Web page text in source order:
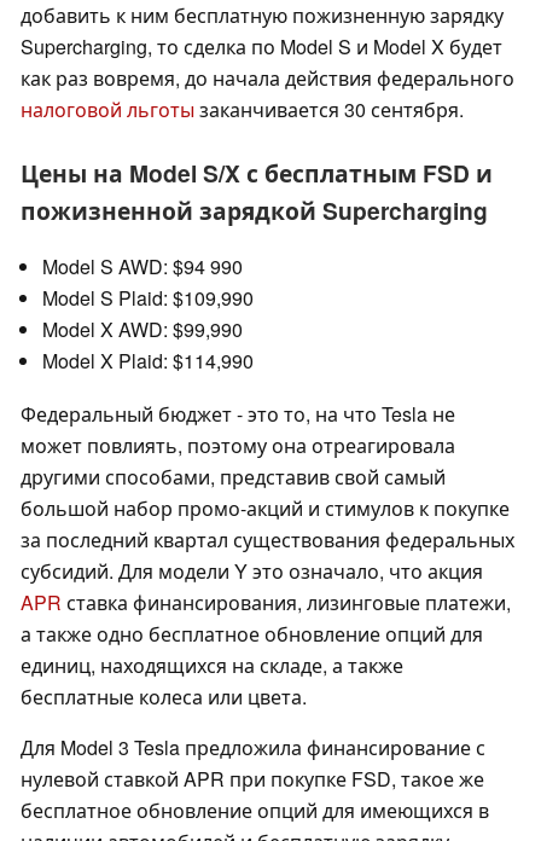
добавить к ним бесплатную пожизненную зарядку
Supercharging, то сделка по Model S и Model X будет
как раз вовремя, до начала действия федерального
налоговой льготы заканчивается 30 сентября.
Цены на Model S/X с бесплатным FSD и
пожизненной зарядкой Supercharging
Model S AWD: $94 990
Model S Plaid: $109,990
Model X AWD: $99,990
Model X Plaid: $114,990
Федеральный бюджет - это то, на что Tesla не
может повлиять, поэтому она отреагировала
другими способами, представив свой самый
большой набор промо-акций и стимулов к покупке
за последний квартал существования федеральных
субсидий. Для модели Y это означало, что акция
APR ставка финансирования, лизинговые платежи,
а также одно бесплатное обновление опций для
единиц, находящихся на складе, а также
бесплатные колеса или цвета.
Для Model 3 Tesla предложила финансирование с
нулевой ставкой APR при покупке FSD, такое же
бесплатное обновление опций для имеющихся в